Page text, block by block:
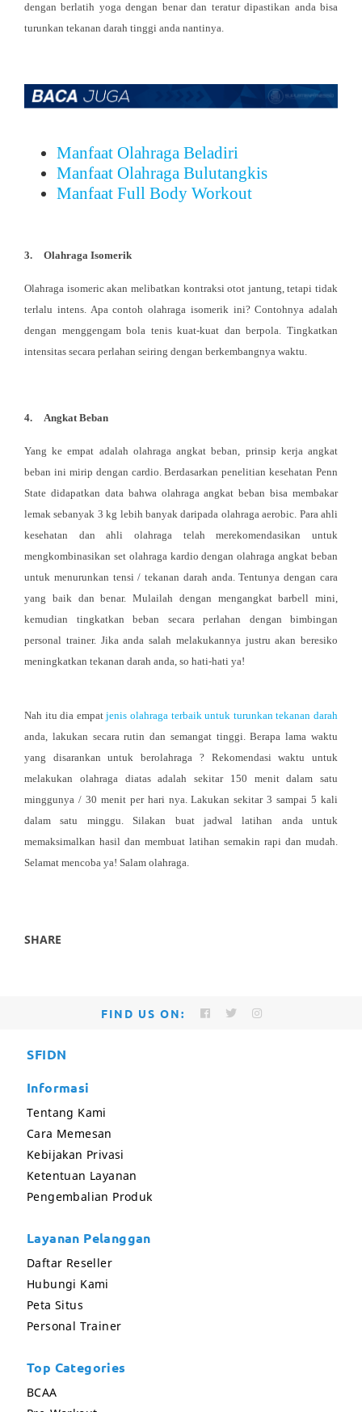
dengan berlatih yoga dengan benar dan teratur dipastikan anda bisa
turunkan tekanan darah tinggi anda nantinya.
Manfaat Olahraga Beladiri
Manfaat Olahraga Bulutangkis
Manfaat Full Body Workout
3. Olahraga Isomerik
Olahraga isomeric akan melibatkan kontraksi otot jantung, tetapi tidak
terlalu intens. Apa contoh olahraga isomerik ini? Contohnya adalah
dengan menggengam bola tenis kuat-kuat dan berpola. Tingkatkan
intensitas secara perlahan seiring dengan berkembangnya waktu.
4. Angkat Beban
Yang ke empat adalah olahraga angkat beban, prinsip kerja angkat
beban ini mirip dengan cardio. Berdasarkan penelitian kesehatan Penn
State didapatkan data bahwa olahraga angkat beban bisa membakar
lemak sebanyak 3 kg lebih banyak daripada olahraga aerobic. Para ahli
kesehatan dan ahli olahraga telah merekomendasikan untuk
mengkombinasikan set olahraga kardio dengan olahraga angkat beban
untuk menurunkan tensi / tekanan darah anda. Tentunya dengan cara
yang baik dan benar. Mulailah dengan mengangkat barbell mini,
kemudian tingkatkan beban secara perlahan dengan bimbingan
personal trainer. Jika anda salah melakukannya justru akan beresiko
meningkatkan tekanan darah anda, so hati-hati ya!
Nah itu dia empatjenis olahraga terbaik untuk turunkan tekanan darah
anda, lakukan secara rutin dan semangat tinggi. Berapa lama waktu
yang disarankan untuk berolahraga ? Rekomendasi waktu untuk
melakukan olahraga diatas adalah sekitar 150 menit dalam satu
minggunya / 30 menit per hari nya. Lakukan sekitar 3 sampai 5 kali
dalam satu minggu. Silakan buat jadwal latihan anda untuk
memaksimalkan hasil dan membuat latihan semakin rapi dan mudah.
Selamat mencoba ya! Salam olahraga.
SHARE
FIND US ON:
SFIDN
Informasi
Tentang Kami
Cara Memesan
Kebijakan Privasi
Ketentuan Layanan
Pengembalian Produk
Layanan Pelanggan
Daftar Reseller
Hubungi Kami
Peta Situs
Personal Trainer
Top Categories
BCAA